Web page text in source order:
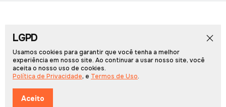
Início
Cadernos EspeciaisRádio PCN
Portal Arcos © 2026, Todos os direitos reservados.
Desenvolvido por
Política de Privacidade
LGPD
Usamos cookies para garantir que você tenha a melhor
experiência em nosso site. Ao continuar a usar nosso site, você
aceita o nosso uso de cookies.
Política de Privacidade, e Termos de Uso.
Aceito